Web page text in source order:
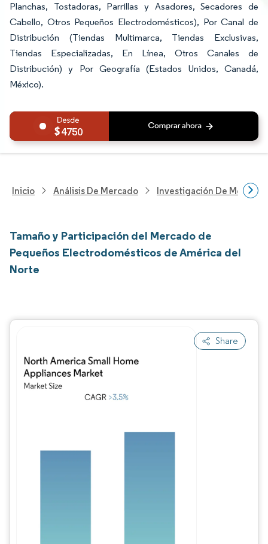
Planchas, Tostadoras, Parrillas y Asadores, Secadores de
Cabello, Otros Pequeños Electrodomésticos), Por Canal de
Distribución (Tiendas Multimarca, Tiendas Exclusivas,
Tiendas Especializadas, En Línea, Otros Canales de
Distribución) y Por Geografía (Estados Unidos, Canadá,
México).
4750
Inicio Análisis De Mercado Investigación De Mejoras
Tamaño y Participación del Mercado de
Pequeños Electrodomésticos de América del
Norte
Share